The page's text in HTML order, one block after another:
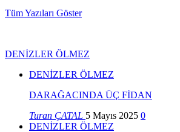
Tüm Yazıları Göster
DENİZLER ÖLMEZ
DENİZLER ÖLMEZ
DARAĞACINDA ÜÇ FİDAN
Turan ÇATAL 5 Mayıs 2025 0
DENİZLER ÖLMEZ